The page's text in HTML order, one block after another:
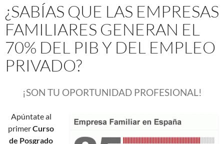
¿SABÍAS QUE LAS EMPRESAS
FAMILIARES GENERAN EL
70% DEL PIB Y DEL EMPLEO
PRIVADO?
¡SON TU OPORTUNIDAD PROFESIONAL!
Apúntate al
primerCurso
de Posgrado